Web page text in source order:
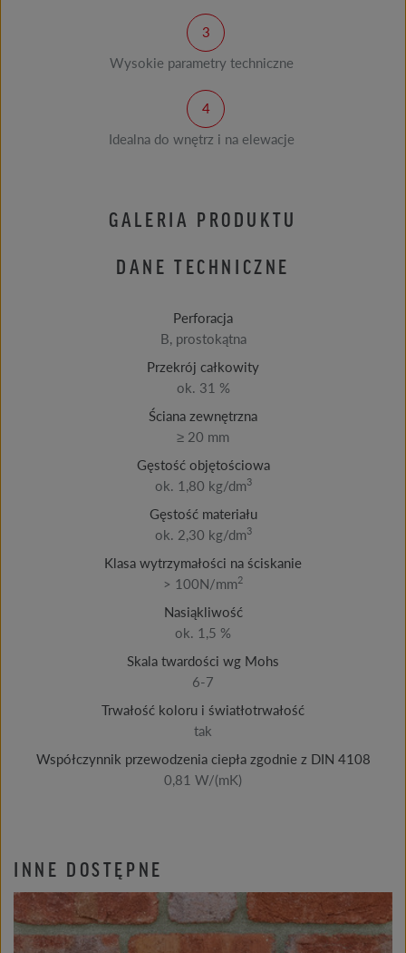
Wysokie parametry techniczne
Idealna do wnętrz i na elewacje
GALERIA PRODUKTU
DANE TECHNICZNE
Perforacja
B, prostokątna
Przekrój całkowity
ok. 31 %
Ściana zewnętrzna
≥ 20 mm
Gęstość objętościowa
ok. 1,80 kg/dm3
Gęstość materiału
ok. 2,30 kg/dm3
Klasa wytrzymałości na ściskanie
> 100N/mm2
Nasiąkliwość
ok. 1,5 %
Skala twardości wg Mohs
6-7
Trwałość koloru i światłotrwałość
tak
Współczynnik przewodzenia ciepła zgodnie z DIN 4108
0,81 W/(mK)
INNE DOSTĘPNE